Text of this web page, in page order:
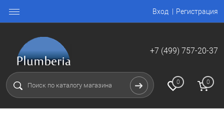
Вход Регистрация
+7 (499) 757-20-37
0 0